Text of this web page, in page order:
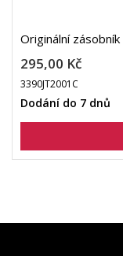
Originální
295,00 Kč
3390JT2001C
Dodání do 7 dnů